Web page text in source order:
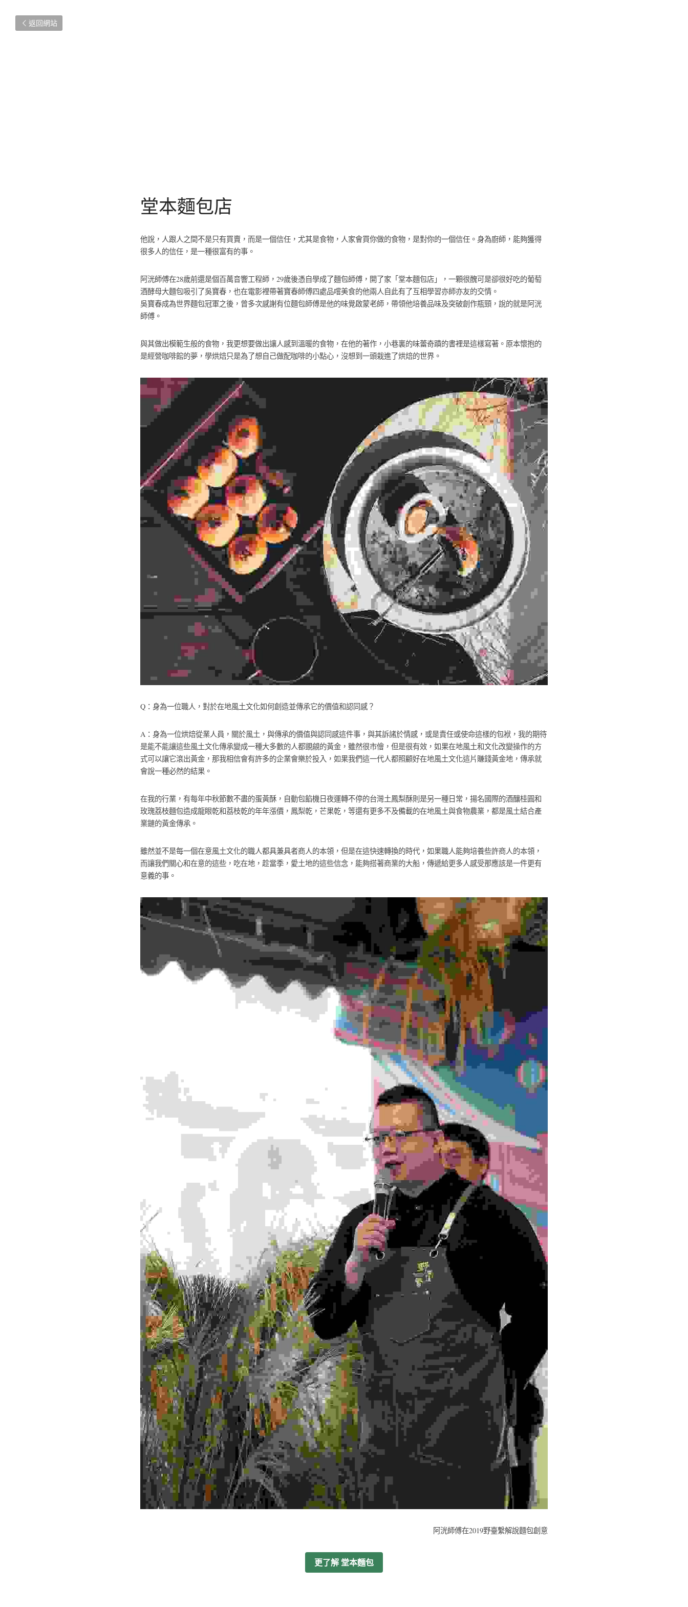
返回網站
堂本麵包店
他說，人跟人之間不是只有買賣，而是一個信任，尤其是食物，人家會買你做的食物，是對你的一個信任。身為廚師，能夠獲得
很多人的信任，是一種很富有的事。
阿洸師傅在28歲前還是個百萬音響工程師，29歲後憑自學成了麵包師傅，開了家「堂本麵包店」，一顆很醜可是卻很好吃的葡萄
酒酵母大麵包吸引了吳寶春，也在電影裡帶著寶春師傅四處品嚐美食的他兩人自此有了互相學習亦師亦友的交情。
吳寶春成為世界麵包冠軍之後，曾多次感謝有位麵包師傅是他的味覺啟蒙老師，帶領他培養品味及突破創作瓶頸，說的就是阿洸
師傅。
與其做出模範生般的食物，我更想要做出讓人感到溫暖的食物，在他的著作，小巷裏的味蕾奇蹟的書裡是這樣寫著。原本懷抱的
是經營咖啡館的夢，學烘焙只是為了想自己做配咖啡的小點心，沒想到一頭栽進了烘焙的世界。
Q：身為一位職人，對於在地風土文化如何創造並傳承它的價值和認同感？
A：身為一位烘焙從業人員，關於風土，與傳承的價值與認同感這件事，與其訴諸於情感，或是責任或使命這樣的包袱，我的期待
是能不能讓這些風土文化傳承變成一種大多數的人都覬覦的黃金，雖然很市儈，但是很有效，如果在地風土和文化改變操作的方
式可以讓它滾出黃金，那我相信會有許多的企業會樂於投入，如果我們這一代人都照顧好在地風土文化這片賺錢黃金地，傳承就
會說一種必然的結果。
在我的行業，有每年中秋節數不盡的蛋黃酥，自動包餡機日夜運轉不停的台灣土鳳梨酥則是另一種日常，揚名國際的酒釀桂圓和
玫瑰荔枝麵包造成龍眼乾和荔枝乾的年年漲價，鳳梨乾，芒果乾，等還有更多不及備載的在地風土與食物農業，都是風土結合產
業鏈的黃金傳承。
雖然並不是每一個在意風土文化的職人都具兼具者商人的本領，但是在這快速轉換的時代，如果職人能夠培養些許商人的本領，
而讓我們關心和在意的這些，吃在地，趁當季，愛土地的這些信念，能夠搭著商業的大船，傳遞給更多人感受那應該是一件更有
意義的事。
阿洸師傅在2019野臺繫解說麵包創意
更了解 堂本麵包